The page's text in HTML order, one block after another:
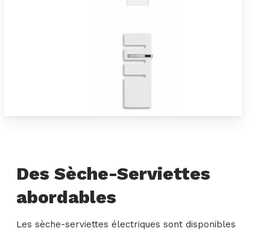
Des Sèche-Serviettes
abordables
Les sèche-serviettes électriques sont disponibles